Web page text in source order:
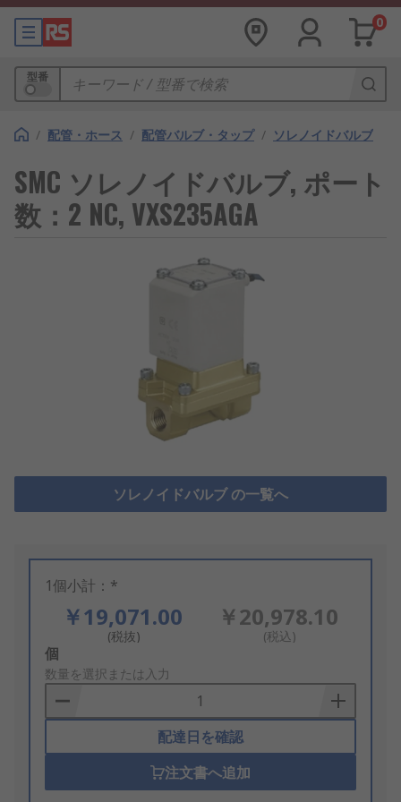
0
型番
/ 配管・ホース / 配管バルブ・タップ / ソレノイドバルブ
SMC ソレノイドバルブ, ポート
数：2 NC, VXS235AGA
ソレノイドバルブ の一覧へ
1個小計：*
￥19,071.00
(税抜)
￥20,978.10
(税込)
Add
to
Basket
個
数量を選択または入力
配達日を確認
注文書へ追加